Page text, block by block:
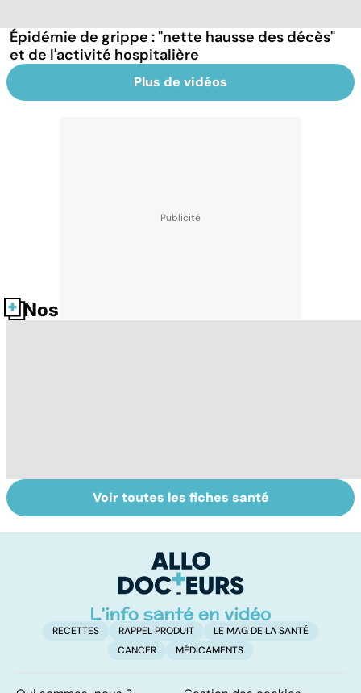
Épidémie de grippe : "nette hausse des décès"
et de l'activité hospitalière
Plus de vidéos
Nos fiches santé
Tout savoir sur
les infections
Tout savoir sur
les maux du froid
Voir toutes les fiches santé
RECETTES RAPPEL PRODUIT
LE MAG DE LA SANTÉ
CANCER
MÉDICAMENTS